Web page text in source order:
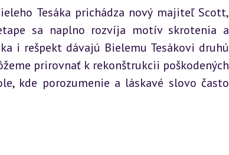
Tesáka prichádza nový majiteľ Scott,
sa naplno rozvíja motív skrotenia a
i rešpekt dávajú Bielemu Tesákovi druhú
prirovnať k rekonštrukcii poškodených
kde porozumenie a láskavé slovo často